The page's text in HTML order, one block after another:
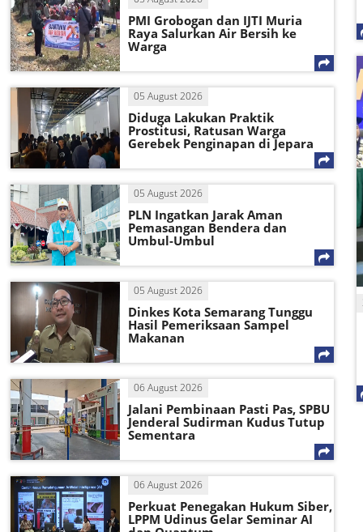
PMI Grobogan dan IJTI Muria
Raya Salurkan Air Bersih ke
Warga
05 August 2026
Diduga Lakukan Praktik
Prostitusi, Ratusan Warga
Gerebek Penginapan di Jepara
05 August 2026
PLN Ingatkan Jarak Aman
Pemasangan Bendera dan
Umbul-Umbul
05 August 2026
Dinkes Kota Semarang Tunggu
Hasil Pemeriksaan Sampel
Makanan
06 August 2026
Jalani Pembinaan Pasti Pas, SPBU
Jenderal Sudirman Kudus Tutup
Sementara
06 August 2026
Perkuat Penegakan Hukum Siber,
LPPM Udinus Gelar Seminar AI